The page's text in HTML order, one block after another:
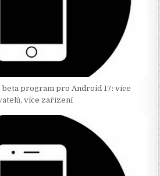
program pro Android 17: více
více zařízení